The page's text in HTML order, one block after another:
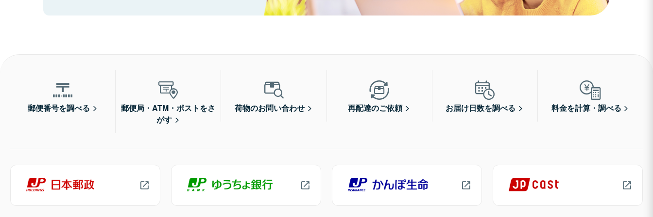
郵便番号を調べる
郵便局・ATM・ポストをさ
がす
荷物のお問い合わせ 再配達のご依頼 お届け日数を調べる 料金を計算・調べる